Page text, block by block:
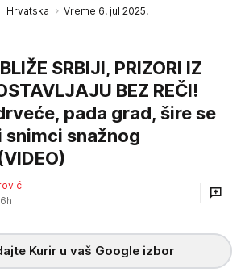
Hrvatska Vreme 6. jul 2025.
SRBIJI, PRIZORI IZ
BEZ REČI!
pada grad, šire se
snažnog
Kurir u vaš Google izbor